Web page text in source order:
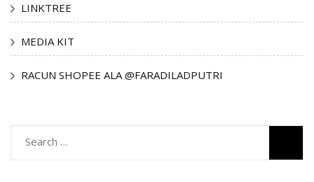
LINKTREE
MEDIA KIT
RACUN SHOPEE ALA @FARADILADPUTRI
Search
for: